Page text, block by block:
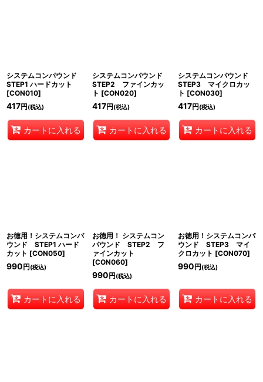
システムコンパウンド
STEP1 ハードカット
[CON010]
417円 (税込)
カートに入れる
システムコンパウンド
STEP2 ファインカッ
ト [CON020]
417円 (税込)
カートに入れる
システムコンパウンド
STEP3 マイクロカッ
ト [CON030]
417円 (税込)
カートに入れる
お徳用！システムコンパ
ウンド STEP1 ハード
カット [CON050]
990 円 (税込)
カートに入れる
お徳用！ システムコン
パウンド STEP2 フ
ァインカット
[CON060]
990 円 (税込)
カートに入れる
お徳用！システムコンパ
ウンド STEP3 マイ
クロカット [CON070]
990 円 (税込)
カートに入れる